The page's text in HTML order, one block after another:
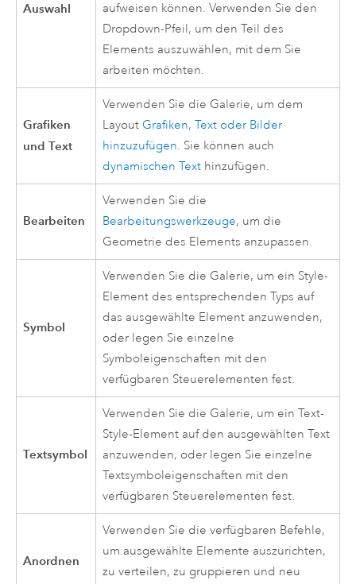
Auswahl
aufweisen können. Verwenden Sie den
Dropdown-Pfeil, um den Teil des
Elements auszuwählen, mit dem Sie
arbeiten möchten.
Grafiken
und Text
Verwenden Sie die Galerie, um dem
Layout Grafiken, Text oder Bilder
hinzuzufügen. Sie können auch
dynamischen Text hinzufügen.
Bearbeiten
Verwenden Sie die
Bearbeitungswerkzeuge, um die
Geometrie des Elements anzupassen.
Symbol
Verwenden Sie die Galerie, um ein Style-
Element des entsprechenden Typs auf
das ausgewählte Element anzuwenden,
oder legen Sie einzelne
Symboleigenschaften mit den
verfügbaren Steuerelementen fest.
Textsymbol
Verwenden Sie die Galerie, um ein Text-
Style-Element auf den ausgewählten Text
anzuwenden, oder legen Sie einzelne
Textsymboleigenschaften mit den
verfügbaren Steuerelementen fest.
Anordnen
Verwenden Sie die verfügbaren Befehle,
um ausgewählte Elemente auszurichten,
zu verteilen, zu gruppieren und neu